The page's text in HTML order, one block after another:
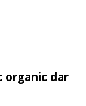
organic dar